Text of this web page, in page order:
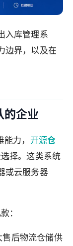
入库管理系
边界，以及在
的企业
力， 开源仓
择。这类系统
或云服务器
：
后物流仓储供